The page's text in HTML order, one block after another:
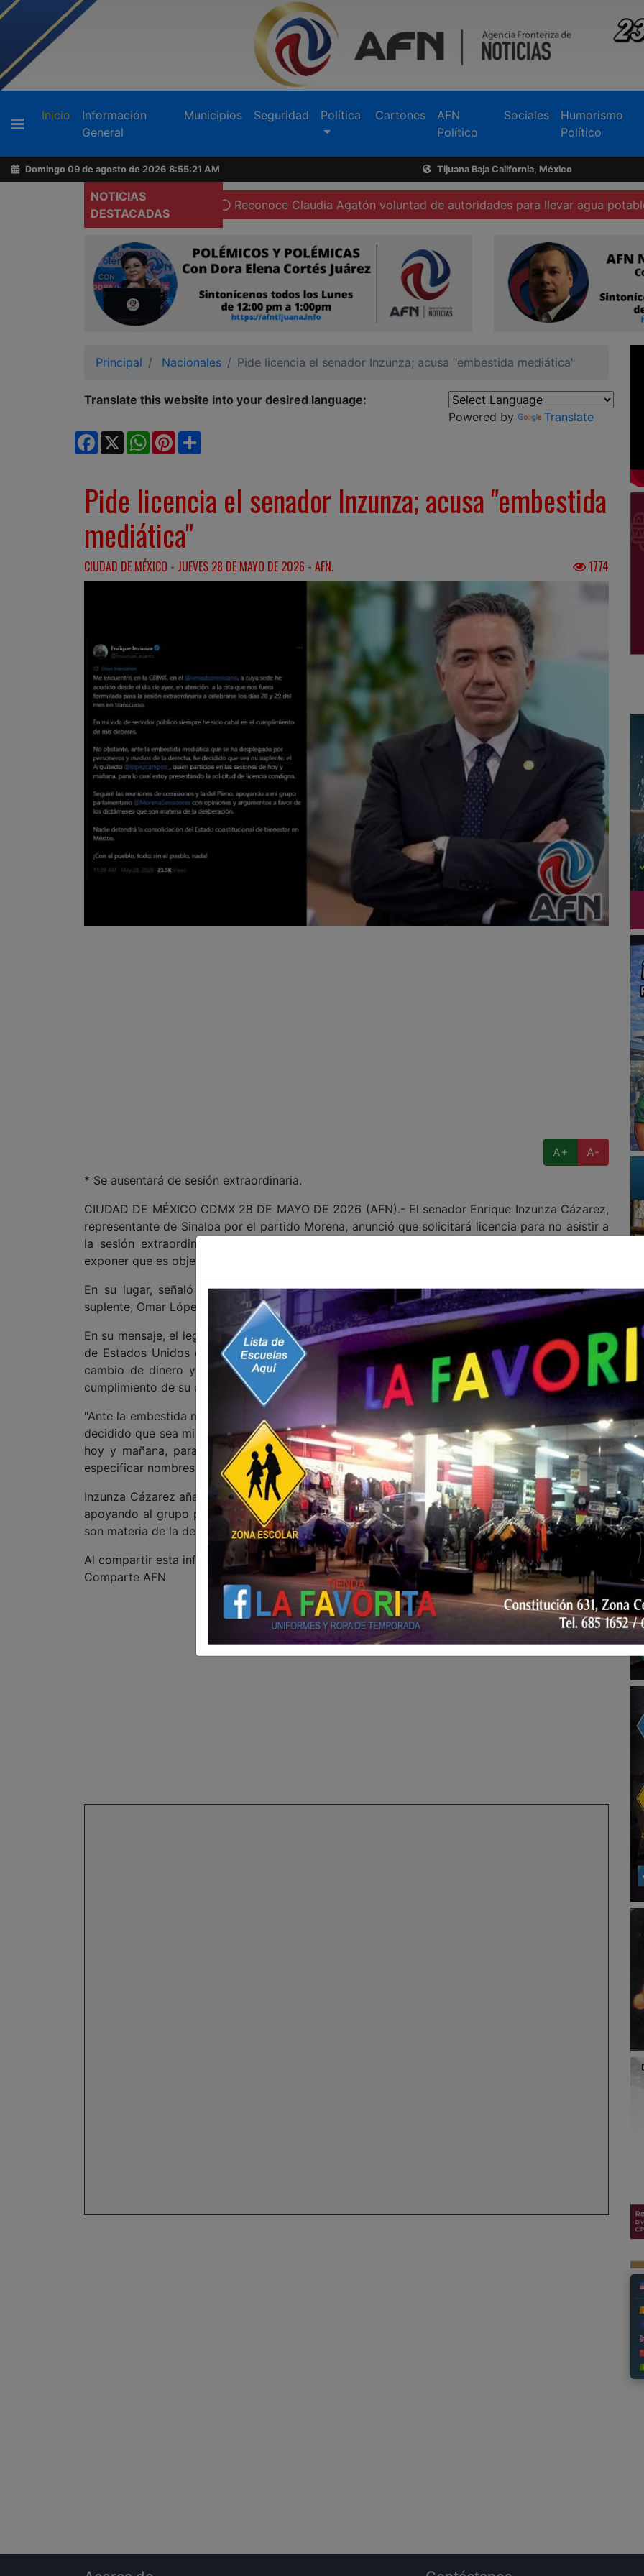
Inicio (current)
Información
General
Municipios Seguridad Política Cartones
AFN
Político
Sociales
Humorismo
Político
Domingo 09 de agosto de 2026 8:55:22 AM Tijuana Baja California, México
NOTICIAS
DESTACADAS
maquiladoras en Tecate Reconoce Claudia Agatón voluntad de autoridades para llevar agua potable a San
Principal Nacionales Pide licencia el senador Inzunza; acusa "embestida mediática"
Translate this website into your desired language:
Powered by
Translate
Facebook
X WhatsApp
Pinterest
Pide licencia el senador Inzunza; acusa "embestida
mediática"
CIUDAD DE MÉXICO - JUEVES 28 DE MAYO DE 2026 - AFN. 1774
A+
A-
* Se ausentará de sesión extraordinaria.
CIUDAD DE MÉXICO CDMX 28 DE MAYO DE 2026 (AFN).- El senador Enrique Inzunza Cázarez,
representante de Sinaloa por el partido Morena, anunció que solicitará licencia para no asistir a
la sesión extraordinaria programada para los días 28 y 29 de mayo de 2026; además de
exponer que es objeto de una "embestida mediática¨.
En su lugar, señaló mediante una publicación en su cuenta de la plataforma X, acudirá su
suplente, Omar López Campos.
En su mensaje, el legislador federal morenista -quien hace un mes fue señalado por el gobierno
de Estados Unidos de tener vínculo con el Cártel de Sinaloa y proteger a narcotraficantes a
cambio de dinero y apoyo político- dijo que como servidor público siempre fue cabal en el
cumplimiento de su deber.
"Ante la embestida mediática que se ha desplegado por personeros y medios de la derecha, he
decidido que sea mi suplente, el Arquitecto @lopezcampos_, quien participe en las sesiones de
hoy y mañana, para lo cual estoy presentando la solicitud de licencia condigna", refirió; sin
especificar nombres de personas o tales medios.
Inzunza Cázarez añadió que seguirá los detalles de las reuniones de comisiones y la del pleno,
apoyando al grupo parlamentario "con opiniones y argumentos a favor de los dictámenes que
son materia de la deliberación".
Al compartir esta información, apoyas a la prensa que necesitas
Comparte AFN
Buscador
Acerca
de